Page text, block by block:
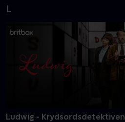
L
Ludwig - Krydsordsdetektiven